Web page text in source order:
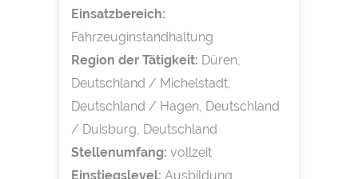
Einsatzbereich:
Fahrzeuginstandhaltung
Region der Tätigkeit: Düren,
Deutschland / Michelstadt,
Deutschland / Hagen, Deutschland
/ Duisburg, Deutschland
Stellenumfang: vollzeit
Einstiegslevel: Ausbildung